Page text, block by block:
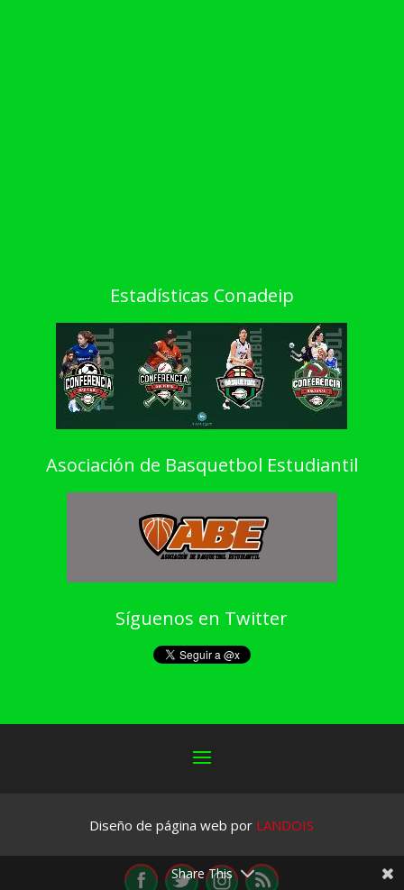
Estadísticas Conadeip
Asociación de Basquetbol Estudiantil
Síguenos en Twitter
Diseño de página web por LANDOIS
Share This